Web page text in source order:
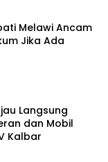
Melawi Ancam
Jika Ada
Langsung
dan Mobil
Kalbar